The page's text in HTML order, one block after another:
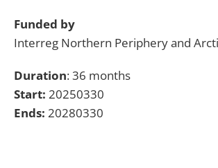
Funded by
Interreg Northern Periphery and
Duration: 36 months
Start: 20250330
Ends: 20280330